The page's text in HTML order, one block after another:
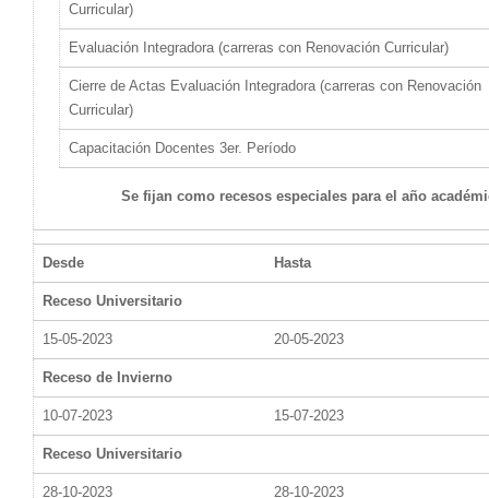
Curricular)
Evaluación Integradora (carreras con Renovación Curricular)
Cierre de Actas Evaluación Integradora (carreras con Renovación
Curricular)
Capacitación Docentes 3er. Período
Se fijan como recesos especiales para el año
Desde Hasta
Receso Universitario
15-05-2023 20-05-2023
Receso de Invierno
10-07-2023 15-07-2023
Receso Universitario
28-10-2023 28-10-2023